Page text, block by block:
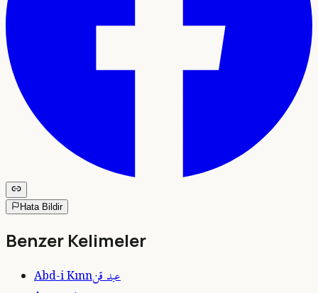
Hata Bildir
Benzer Kelimeler
Abd-i Kınnعبد قن